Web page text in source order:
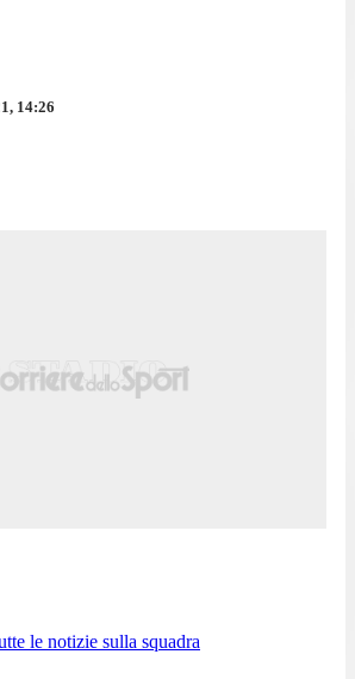
14:26
le notizie sulla squadra